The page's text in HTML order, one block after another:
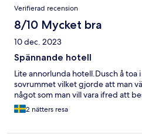
Verifierad recension
8/10 Mycket bra
10 dec. 2023
Spännande hotell
Lite annorlunda hotell.Dusch å
sovrummet vilket gjorde att man
något som man vill vara ifred att
2 nätters resa